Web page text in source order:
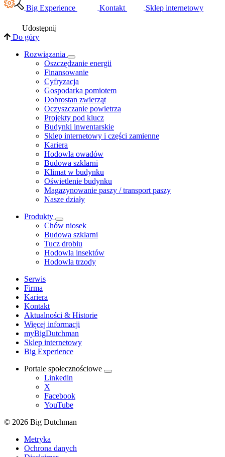
Big Experience Kontakt Sklep internetowy
Udostępnij
Do góry
Rozwiązania
​Oszczędzanie energii
Finansowanie
Cyfryzacja
Gospodarka pomiotem
Dobrostan zwierząt
Oczyszczanie powietrza
Projekty pod klucz
Budynki inwentarskie
Sklep internetowy i części zamienne
Kariera
Hodowla owadów
Budowa szklarni
Klimat w budynku
Oświetlenie budynku
Magazynowanie paszy / transport paszy
Nasze działy
Produkty
Chów niosek
Budowa szklarni
Tucz drobiu
Hodowla insektów
Hodowla trzody
Serwis
Firma
Kariera
Kontakt
Aktualności & Historie
Więcej informacji
myBigDutchman
Sklep internetowy
Big Experience
Portale społecznościowe
Linkedin
X
Facebook
YouTube
© 2026 Big Dutchman
Metryka
Ochrona danych